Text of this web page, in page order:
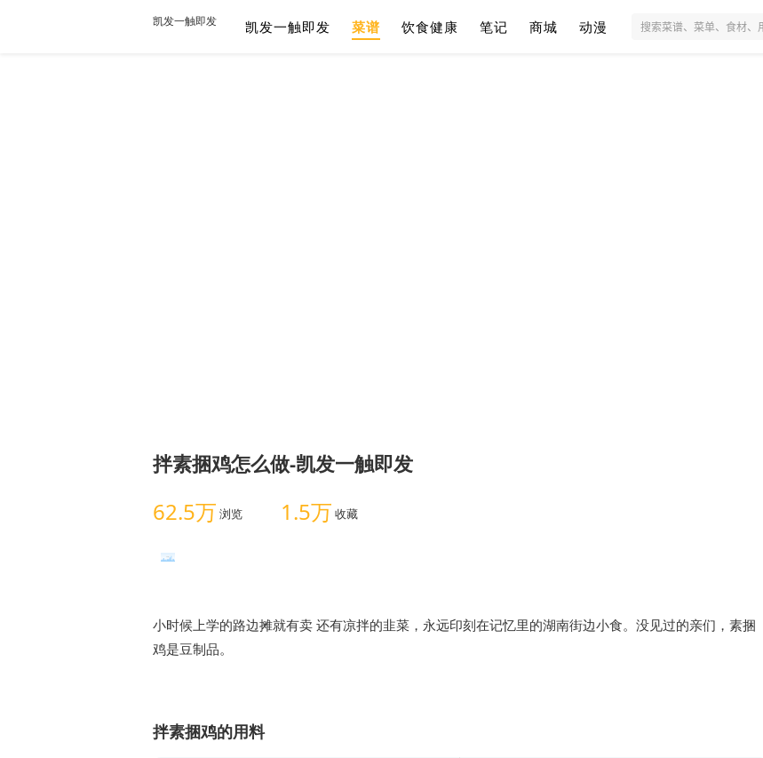
凯发一触即发 凯发一触即发 菜谱 饮食健康 笔记 商城 动漫
拌素捆鸡怎么做-凯发一触即发
62.5万 浏览 1.5万 收藏
小时候上学的路边摊就有卖 还有凉拌的韭菜，永远印刻在记忆里的湖南街边小食。没见过的亲们，素捆
拌素捆鸡的用料